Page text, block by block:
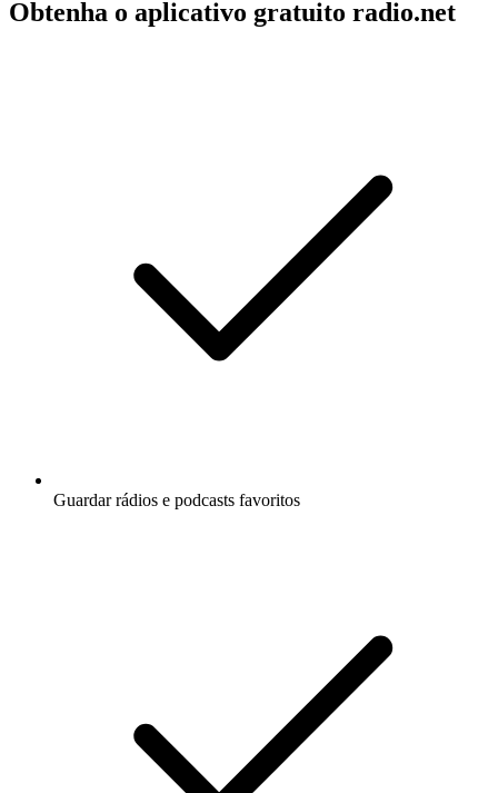
Obtenha o aplicativo gratuito radio.net
Guardar rádios e podcasts favoritos